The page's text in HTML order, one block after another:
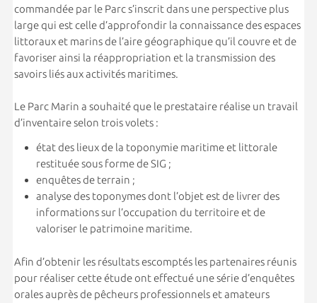
commandée par le Parc s’inscrit dans une perspective plus
large qui est celle d’approfondir la connaissance des espaces
littoraux et marins de l’aire géographique qu’il couvre et de
favoriser ainsi la réappropriation et la transmission des
savoirs liés aux activités maritimes.
Le Parc Marin a souhaité que le prestataire réalise un travail
d’inventaire selon trois volets :
état des lieux de la toponymie maritime et littorale
restituée sous forme de SIG ;
enquêtes de terrain ;
analyse des toponymes dont l’objet est de livrer des
informations sur l’occupation du territoire et de
valoriser le patrimoine maritime.
Afin d’obtenir les résultats escomptés les partenaires réunis
pour réaliser cette étude ont effectué une série d’enquêtes
orales auprès de pêcheurs professionnels et amateurs